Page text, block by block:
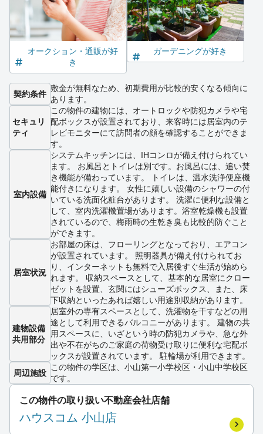
オークション・通販が好
き
ガーデニングが好き
契約条件
敷金が無料なため、初期費用が比較的安くなる傾向に
あります。
セキュリ
ティ
この物件の建物には、オートロックや防犯カメラや宅
配ボックスが設置されており、来客時には居室内のテ
レビモニターにて訪問者の顔を確認することができま
す。
室内設備
システムキッチンには、IHコンロが備え付けられてい
ます。 お風呂とトイレは別です。お風呂には、追い焚
き機能が備わっています。 トイレは、温水洗浄便座機
能付きになります。 女性に嬉しい設備のシャワーの付
いている洗面化粧台があります。 洗濯に便利な設備と
して、室内洗濯機置場があります。浴室乾燥機も設置
されているので、梅雨時の生乾き臭も比較的防ぐこと
ができます。
居室状況
お部屋の床は、フローリングとなっており、エアコン
が設置されています。 照明器具が備え付けられてお
り、インターネットも無料で入居後すぐ生活が始めら
れます。 収納スペースとして、基本的な居室にクロー
ゼットを設置、玄関にはシューズボックス、また、床
下収納といったあれば嬉しい用途別収納があります。
建物設備
共用部分
居室外の専有スペースとして、洗濯物を干すなどの用
途として利用できるバルコニーがあります。 建物の共
用スペースに、いざという時の防犯カメラや、急な外
出や不在がちのご家庭の荷物受け取りに便利な宅配ボ
ックスが設置されています。 駐輪場が利用できます。
周辺施設
この物件の学区は、小山第一小学校区・小山中学校区
です。
この物件の取り扱い不動産会社店舗
ハウスコム 小山店